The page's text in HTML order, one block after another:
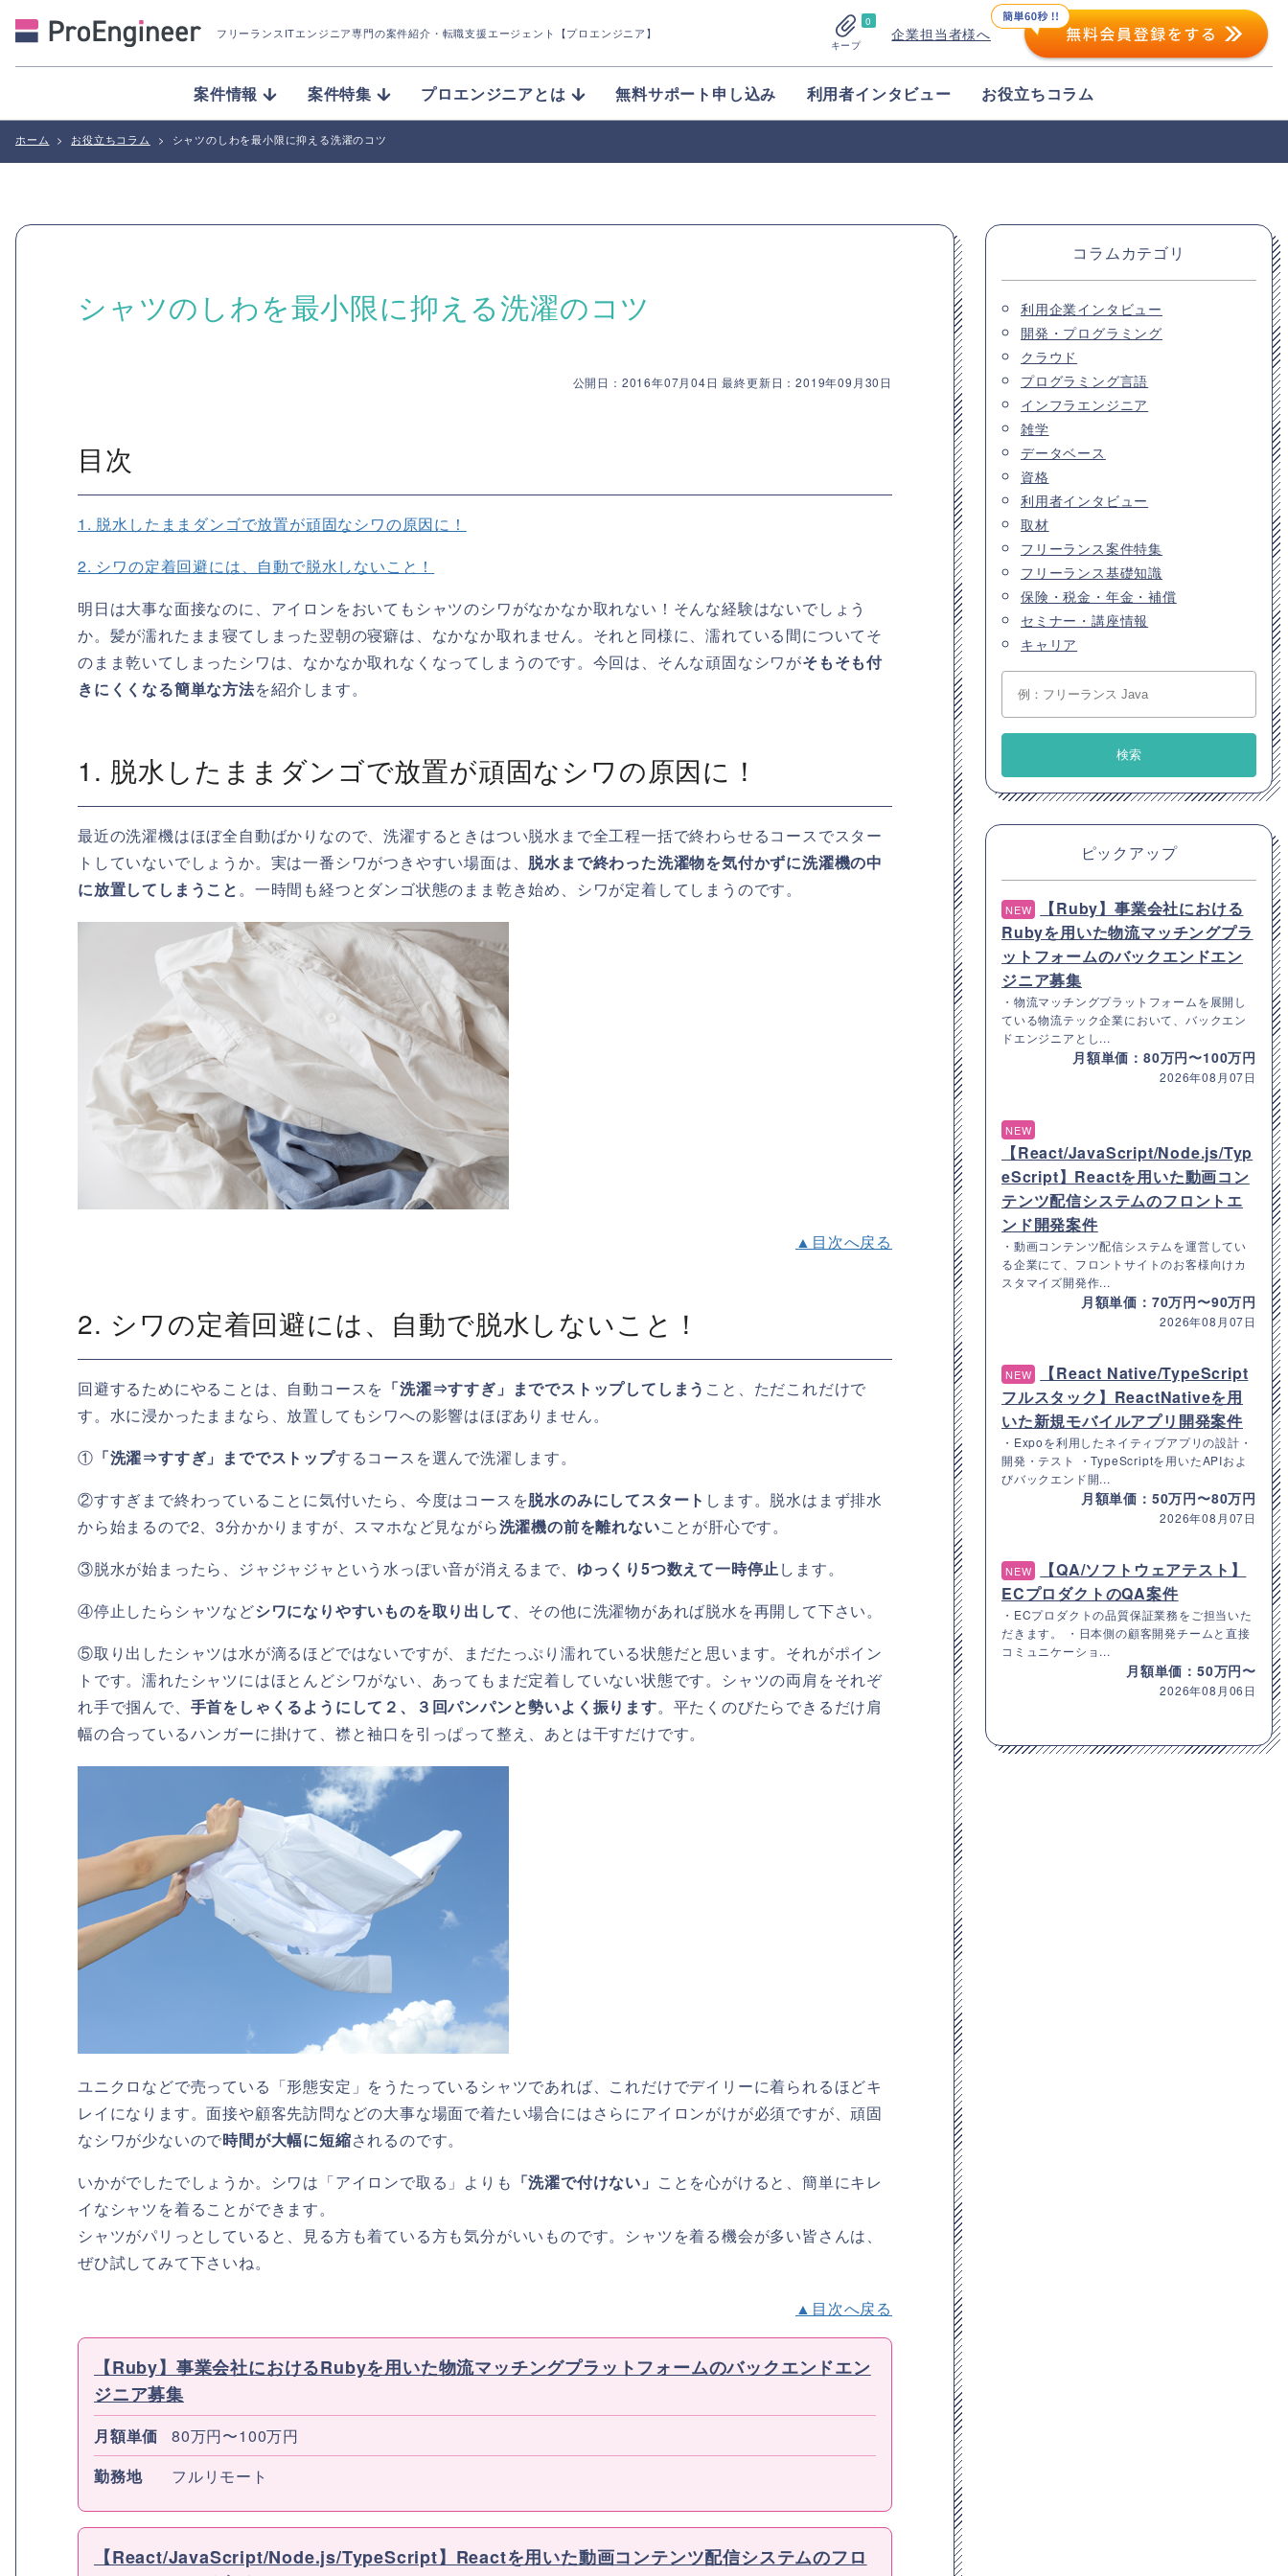
フリーランスITエンジニア専門の案件紹介 ・転職支援エージェント【プロエンジニア】
0
キープ
企業担当者様へ
案件情報 案件特集 プロエンジニアとは 無料サポート申し込み 利用者インタビュー お役立ちコラム
ホーム > お役立ちコラム > シャツのしわを最小限に抑える洗濯のコツ
シャツのしわを最小限に抑える洗濯のコツ
公開日：2016年07月04日 最終更新日：2019年09月30日
目次
1. 脱水したままダンゴで放置が頑固なシワの原因に！
2. シワの定着回避には、自動で脱水しないこと！
明日は大事な面接なのに、アイロンをおいてもシャツのシワがなかなか取れない！そんな経験はないでしょう
か。髪が濡れたまま寝てしまった翌朝の寝癖は、なかなか取れません。それと同様に、濡れている間についてそ
のまま乾いてしまったシワは、なかなか取れなくなってしまうのです。今回は、そんな頑固なシワがそもそも付
きにくくなる簡単な方法を紹介します。
1. 脱水したままダンゴで放置が頑固なシワの原因に！
最近の洗濯機はほぼ全自動ばかりなので、洗濯するときはつい脱水まで全工程一括で終わらせるコースでスター
トしていないでしょうか。実は一番シワがつきやすい場面は、 脱水まで終わった洗濯物を気付かずに洗濯機の中
に放置してしまうこと。一時間も経つとダンゴ状態のまま乾き始め、シワが定着してしまうのです。
▲目次へ戻る
2. シワの定着回避には、自動で脱水しないこと！
回避するためにやることは、自動コースを 「洗濯⇒すすぎ」まででストップしてしまう こと、ただこれだけで
す。水に浸かったままなら、放置してもシワへの影響はほぼありません。
① 「洗濯⇒すすぎ」まででストップするコースを選んで洗濯します。
②すすぎまで終わっていることに気付いたら、今度はコースを脱水のみにしてスタート します。脱水はまず排水
から始まるので2、3分かかりますが、スマホなど見ながら洗濯機の前を離れないことが肝心です。
③脱水が始まったら、ジャジャジャという水っぽい音が消えるまで、 ゆっくり5つ数えて一時停止します。
④停止したらシャツなどシワになりやすいものを取り出して、その他に洗濯物があれば脱水を再開して下さい。
⑤取り出したシャツは水が滴るほどではないですが、まだたっぷり濡れている状態だと思います。それがポイン
トです。濡れたシャツにはほとんどシワがない、あってもまだ定着していない状態です。シャツの両肩をそれぞ
れ手で掴んで、 手首をしゃくるようにして２、３回パンパンと勢いよく振ります。平たくのびたらできるだけ肩
幅の合っているハンガーに掛けて、襟と袖口を引っぱって整え、あとは干すだけです。
ユニクロなどで売っている「形態安定」をうたっているシャツであれば、これだけでデイリーに着られるほどキ
レイになります。面接や顧客先訪問などの大事な場面で着たい場合にはさらにアイロンがけが必須ですが、頑固
なシワが少ないので時間が大幅に短縮されるのです。
いかがでしたでしょうか。シワは「アイロンで取る」よりも 「洗濯で付けない」 ことを心がけると、簡単にキレ
イなシャツを着ることができます。
シャツがパリっとしていると、見る方も着ている方も気分がいいものです。シャツを着る機会が多い皆さんは、
ぜひ試してみて下さいね。
▲目次へ戻る
【Ruby】事業会社におけるRubyを用いた物流マッチングプラットフォームのバックエンドエン
ジニア募集
月額単価
80万円〜100万円
勤務地
フルリモート
【React/JavaScript/Node.js/TypeScript】Reactを用いた動画コンテンツ配信システムのフロ
コラムカテゴリ
利用企業インタビュー
開発・プログラミング
クラウド
プログラミング言語
インフラエンジニア
雑学
データベース
資格
利用者インタビュー
取材
フリーランス案件特集
フリーランス基礎知識
保険・税金・年金・補償
セミナー・講座情報
キャリア
ピックアップ
NEW
【Ruby】事業会社における
Rubyを用いた物流マッチングプラ
ットフォームのバックエンドエン
ジニア募集
・物流マッチングプラットフォームを展開し
ている物流テック企業において、バックエン
ドエンジニアとし...
月額単価：80万円〜100万円
2026年08月07日
NEW
【React/JavaScript/Node.js/Typ
eScript】Reactを用いた動画コン
テンツ配信システムのフロントエ
ンド開発案件
・動画コンテンツ配信システムを運営してい
る企業にて、フロントサイトのお客様向けカ
スタマイズ開発作...
月額単価：70万円〜90万円
2026年08月07日
NEW
【React Native/TypeScript
フルスタック】ReactNativeを用
いた新規モバイルアプリ開発案件
・Expoを利用したネイティブアプリの設計・
開発・テスト ・TypeScriptを用いたAPIおよ
びバックエンド開...
月額単価：50万円〜80万円
2026年08月07日
NEW
【QA/ソフトウェアテスト】
ECプロダクトのQA案件
・ECプロダクトの品質保証業務をご担当いた
だきます。 ・日本側の顧客開発チームと直接
コミュニケーショ...
月額単価：50万円〜
2026年08月06日